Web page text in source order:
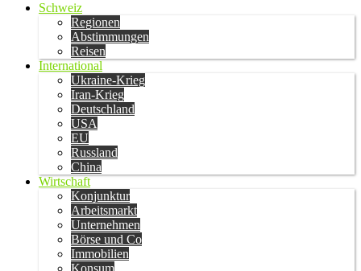
Schweiz
Regionen
Abstimmungen
Reisen
International
Ukraine-Krieg
Iran-Krieg
Deutschland
USA
EU
Russland
China
Wirtschaft
Konjunktur
Arbeitsmarkt
Unternehmen
Börse und Co
Immobilien
Konsum